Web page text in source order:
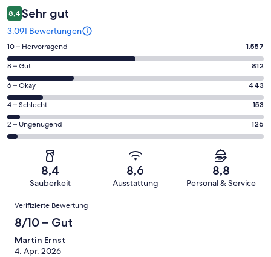
8,4 Sehr gut
3.091 Bewertungen
1557
von
insgesamt
3091
Gästebewertungen
haben
eine
Bewertung
Hervorragend
10 – Hervorragend 1.557
812
von
insgesamt
3091
Gästebewertungen
haben
Bewertung
Gut
8 – Gut 812
443
von
insgesamt
3091
Gästebewertungen
Bewertung
Okay
6 – Okay 443
153
von
insgesamt
Gästebewertungen
von
Schlecht
4 – Schlecht 153
126
von
insgesamt
Gästebewertungen
haben
eine
von
2 – Ungenügend 126
8,4
Sauberkeit
8,6
Ausstattung
8,8
Personal & Service
Bewertungen
Verifizierte Bewertung
8/10 – Gut
Martin Ernst
4. Apr. 2026